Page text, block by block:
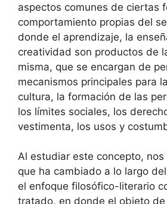
aspectos comunes de ciertas
comportamiento propias del
donde el aprendizaje, la
creatividad son productos de
misma, que se encargan de
mecanismos principales para
cultura, la formación de las
los límites sociales, los
vestimenta, los usos y
Al estudiar este concepto, nos
que ha cambiado a lo largo
el enfoque filosófico-literario
tratado, en donde el objeto